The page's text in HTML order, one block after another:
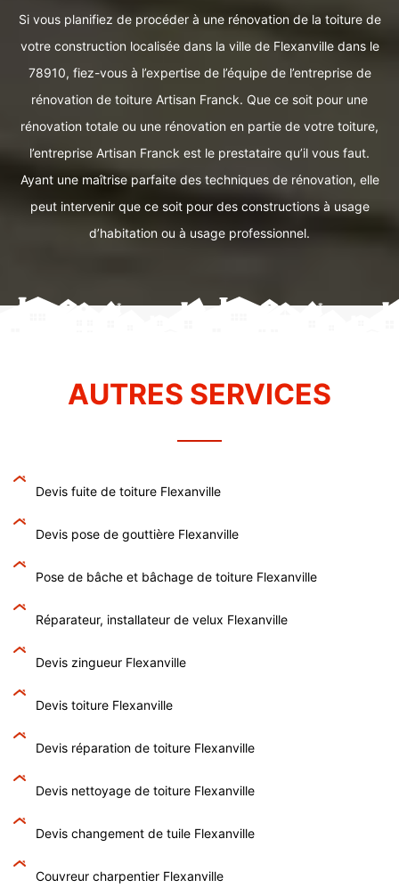
Si vous planifiez de procéder à une rénovation de la toiture de
votre construction localisée dans la ville de Flexanville dans le
78910, fiez-vous à l’expertise de l’équipe de l’entreprise de
rénovation de toiture Artisan Franck. Que ce soit pour une
rénovation totale ou une rénovation en partie de votre toiture,
l’entreprise Artisan Franck est le prestataire qu’il vous faut.
Ayant une maîtrise parfaite des techniques de rénovation, elle
peut intervenir que ce soit pour des constructions à usage
d’habitation ou à usage professionnel.
AUTRES SERVICES
Devis fuite de toiture Flexanville
Devis pose de gouttière Flexanville
Pose de bâche et bâchage de toiture Flexanville
Réparateur, installateur de velux Flexanville
Devis zingueur Flexanville
Devis toiture Flexanville
Devis réparation de toiture Flexanville
Devis nettoyage de toiture Flexanville
Devis changement de tuile Flexanville
Couvreur charpentier Flexanville